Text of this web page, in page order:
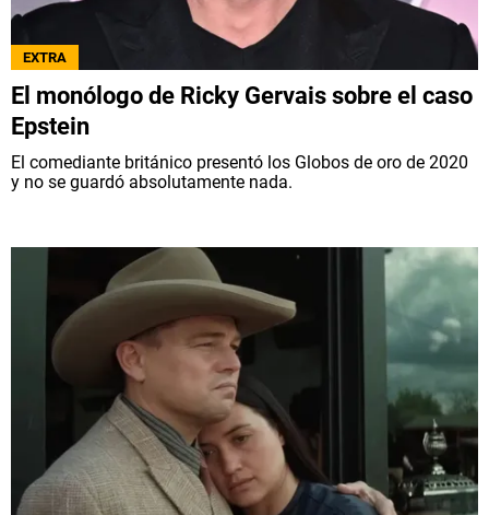
EXTRA
El monólogo de Ricky Gervais sobre el caso
Epstein
El comediante británico presentó los Globos de oro de 2020
y no se guardó absolutamente nada.